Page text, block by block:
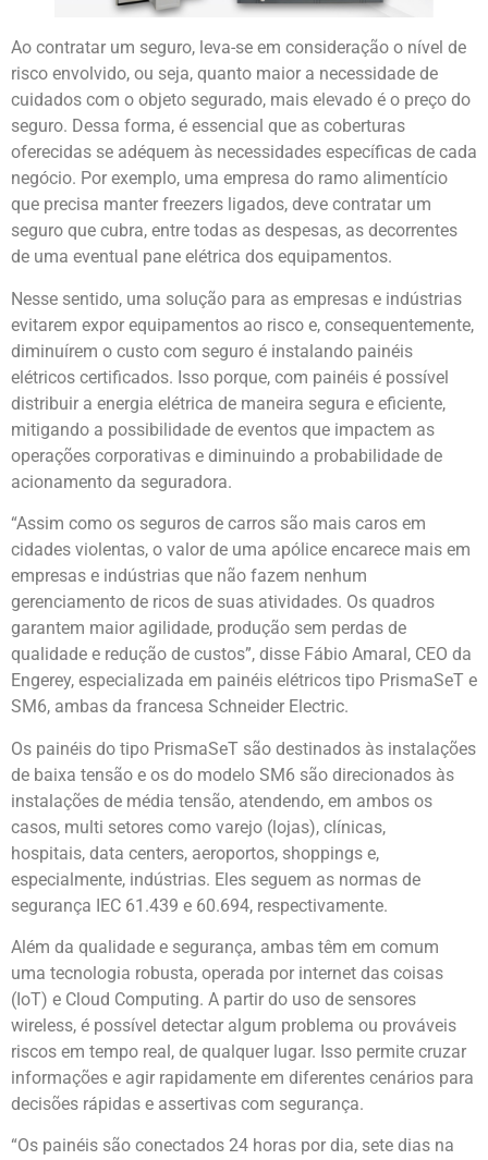
Ao contratar um seguro, leva-se em consideração o nível de
risco envolvido, ou seja, quanto maior a necessidade de
cuidados com o objeto segurado, mais elevado é o preço do
seguro. Dessa forma, é essencial que as coberturas
oferecidas se adéquem às necessidades específicas de cada
negócio. Por exemplo, uma empresa do ramo alimentício
que precisa manter freezers ligados, deve contratar um
seguro que cubra, entre todas as despesas, as decorrentes
de uma eventual pane elétrica dos equipamentos.
Nesse sentido, uma solução para as empresas e indústrias
evitarem expor equipamentos ao risco e, consequentemente,
diminuírem o custo com seguro é instalando painéis
elétricos certificados. Isso porque, com painéis é possível
distribuir a energia elétrica de maneira segura e eficiente,
mitigando a possibilidade de eventos que impactem as
operações corporativas e diminuindo a probabilidade de
acionamento da seguradora.
“Assim como os seguros de carros são mais caros em
cidades violentas, o valor de uma apólice encarece mais em
empresas e indústrias que não fazem nenhum
gerenciamento de ricos de suas atividades. Os quadros
garantem maior agilidade, produção sem perdas de
qualidade e redução de custos”, disse Fábio Amaral, CEO da
Engerey, especializada em painéis elétricos tipo PrismaSeT e
SM6, ambas da francesa Schneider Electric.
Os painéis do tipo PrismaSeT são destinados às instalações
de baixa tensão e os do modelo SM6 são direcionados às
instalações de média tensão, atendendo, em ambos os
casos, multi setores como varejo (lojas), clínicas,
hospitais, data centers, aeroportos, shoppings e,
especialmente, indústrias. Eles seguem as normas de
segurança IEC 61.439 e 60.694, respectivamente.
Além da qualidade e segurança, ambas têm em comum
uma tecnologia robusta, operada por internet das coisas
(IoT) e Cloud Computing. A partir do uso de sensores
wireless, é possível detectar algum problema ou prováveis
riscos em tempo real, de qualquer lugar. Isso permite cruzar
informações e agir rapidamente em diferentes cenários para
decisões rápidas e assertivas com segurança.
“Os painéis são conectados 24 horas por dia, sete dias na